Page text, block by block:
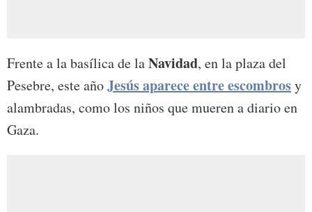
Frente a la basílica de laNavidad, en la plaza del
Pesebre, este añoJesús aparece entre escombrosy
alambradas, como los niños que mueren a diario en
Gaza.